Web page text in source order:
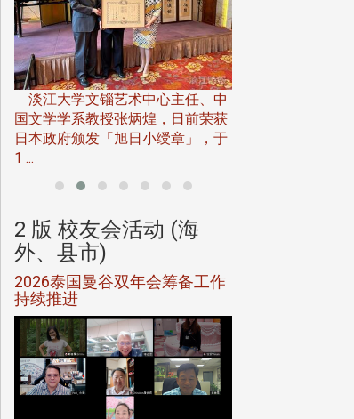
淡江大学文锱艺术中心主任、中
国文学学系教授张炳煌，日前荣获
日本政府颁发「旭日小绶章」，于
1 ...
2 版 校友会活动 (海
外、县市)
2026泰国曼谷双年会筹备工作
持续推进